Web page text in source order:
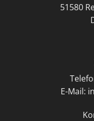
51580
E-Mail: